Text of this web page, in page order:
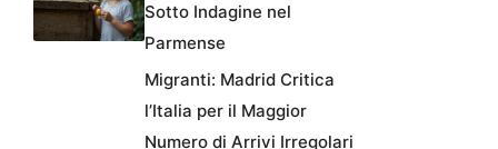
Sotto Indagine nel
Parmense
Migranti: Madrid Critica
l’Italia per il Maggior
Numero di Arrivi Irregolari